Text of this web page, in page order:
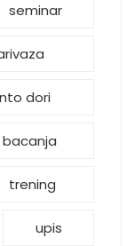
seminar
dori
bacanja
trening
upis